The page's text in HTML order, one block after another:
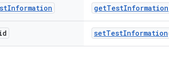
Information getTestInformation
setTestInformation